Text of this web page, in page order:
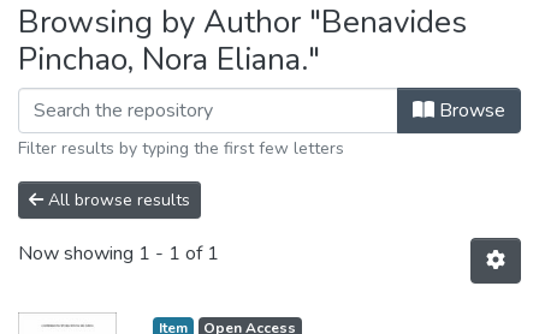
Estadísticas Externas
Manuales
Browsing by Author "Benavides
Pinchao, Nora Eliana."
Browse
Filter results by typing the first few letters
All browse results
Now showing 1 - 1 of 1
Item Open Access